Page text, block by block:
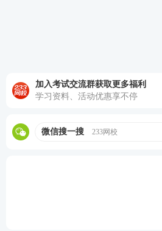
2023注会高效班：6大精
超低价格，学霸之选>>立即学
★推荐：
加入考试交流群获取更多福利
学习资料、活动优惠享不停
微信搜一搜 233网校